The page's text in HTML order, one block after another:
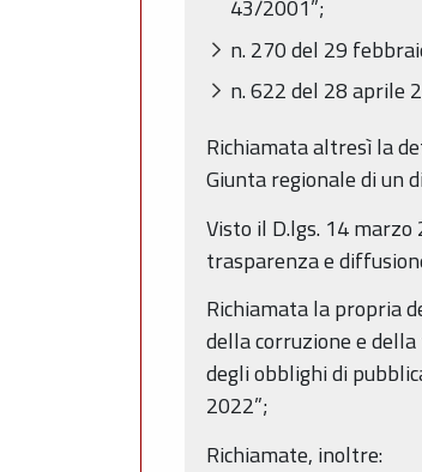
43/2001”;
n. 270 del 29
n. 622 del 28 aprile
Richiamata altresì la
Giunta regionale di un
Visto il D.lgs. 14
trasparenza e
Richiamata la propria
della corruzione e
degli obblighi di
2022”;
Richiamate, inoltre: